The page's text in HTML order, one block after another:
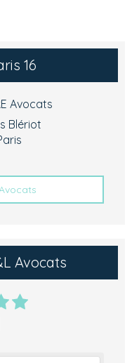
16
Avocats
Blériot
Avocats